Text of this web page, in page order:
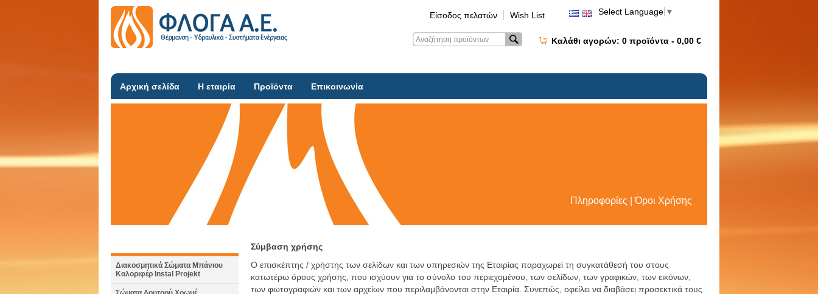
Είσοδος πελατών Wish List Select Language ▼
Καλάθι αγορών: 0 προϊόντα - 0,00 €
Αρχική σελίδα Η εταιρία Προϊόντα Επικοινωνία
Πληροφορίες | Όροι Χρήσης
Διακοσμητικά Σώματα Μπάνιου
Καλοριφέρ Instal Projekt
Σύμβαση χρήσης
Ο επισκέπτης / χρήστης των σελίδων και των υπηρεσιών της Εταιρίας παραχωρεί τη συγκατάθεσή του στους
κατωτέρω όρους χρήσης, που ισχύουν για το σύνολο του περιεχομένου, των σελίδων, των γραφικών, των εικόνων,
των φωτογραφιών και των αρχείων που περιλαμβάνονται στην Εταιρία. Συνεπώς, οφείλει να διαβάσει προσεκτικά τους